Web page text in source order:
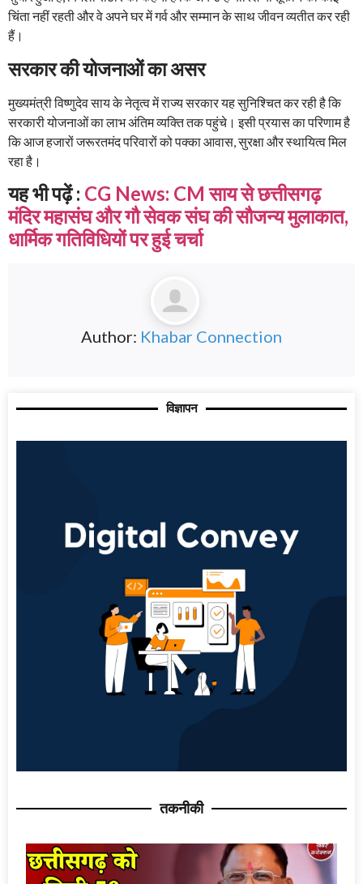
चिंता नहीं रहती और वे अपने घर में गर्व और सम्मान के साथ जीवन व्यतीत कर रही
हैं।
सरकार की योजनाओं का असर
मुख्यमंत्री विष्णुदेव साय के नेतृत्व में राज्य सरकार यह सुनिश्चित कर रही है कि
सरकारी योजनाओं का लाभ अंतिम व्यक्ति तक पहुंचे। इसी प्रयास का परिणाम है
कि आज हजारों जरूरतमंद परिवारों को पक्का आवास, सुरक्षा और स्थायित्व मिल
रहा है।
यह भी पढ़ें : CG News: CM साय से छत्तीसगढ़
मंदिर महासंघ और गौ सेवक संघ की सौजन्य मुलाकात,
धार्मिक गतिविधियों पर हुई चर्चा
Author: Khabar Connection
विज्ञापन
तकनीकी